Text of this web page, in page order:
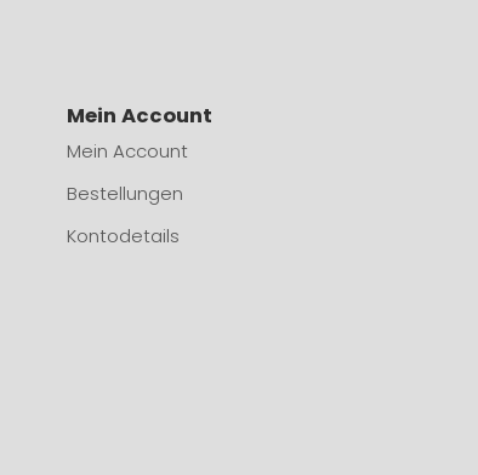
Mein Account
Mein Account
Bestellungen
Kontodetails